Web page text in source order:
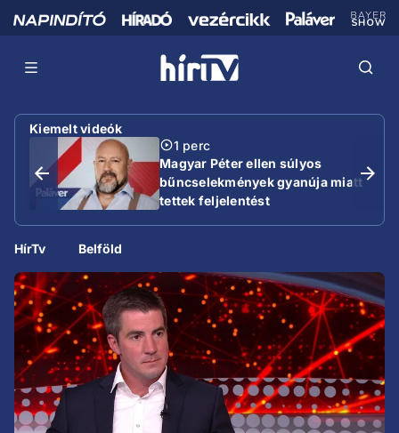
Kiemelt videók
1 perc
Magyar Péter ellen súlyos
bűncselekmények gyanúja miatt
tettek feljelentést
HírTv Belföld